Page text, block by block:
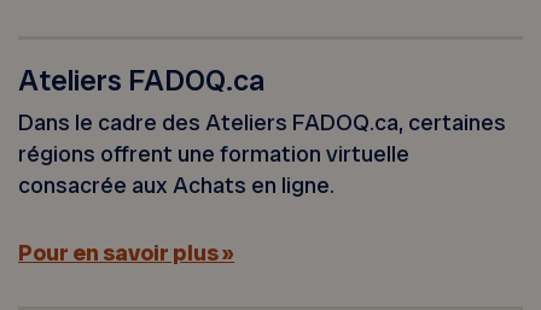
Ateliers FADOQ.ca
Dans le cadre des Ateliers FADOQ.ca, certaines
régions offrent une formation virtuelle
consacrée aux Achats en ligne.
Pour en savoir plus »